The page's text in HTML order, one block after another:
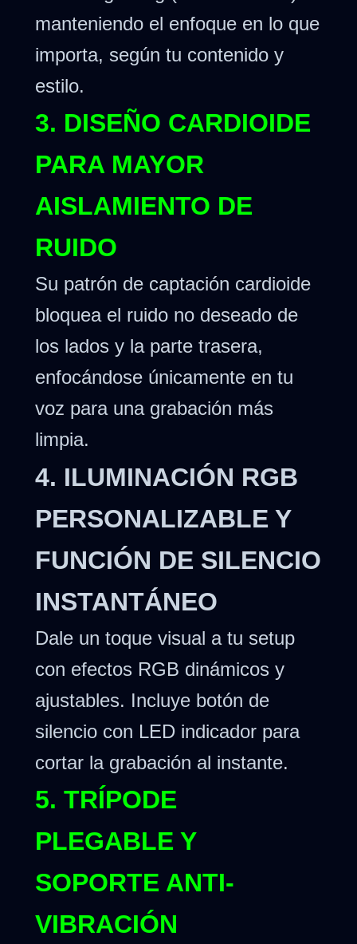
manteniendo el enfoque en lo que
importa, según tu contenido y
estilo.
3. DISEÑO CARDIOIDE
PARA MAYOR
AISLAMIENTO DE
RUIDO
Su patrón de captación cardioide
bloquea el ruido no deseado de
los lados y la parte trasera,
enfocándose únicamente en tu
voz para una grabación más
limpia.
4. ILUMINACIÓN RGB
PERSONALIZABLE Y
FUNCIÓN DE SILENCIO
INSTANTÁNEO
Dale un toque visual a tu setup
con efectos RGB dinámicos y
ajustables. Incluye botón de
silencio con LED indicador para
cortar la grabación al instante.
5. TRÍPODE
PLEGABLE Y
SOPORTE ANTI-
VIBRACIÓN